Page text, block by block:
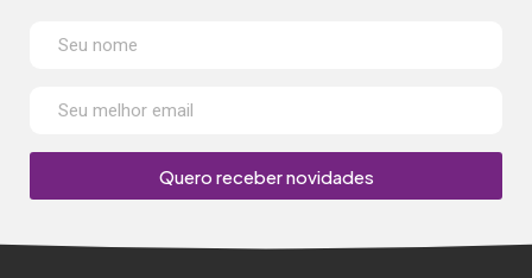
Quero receber novidades